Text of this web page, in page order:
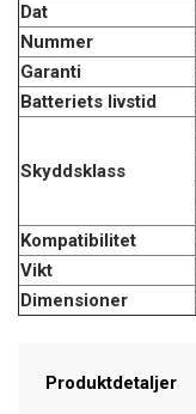
Dat
Nummer
Garanti
Batteriets livstid
Skyddsklass
Kompatibilitet
Vikt
Dimensioner
Produktdetaljer